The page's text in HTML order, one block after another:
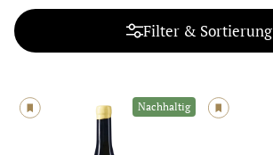
Filter & Sortierung
Nachhaltig